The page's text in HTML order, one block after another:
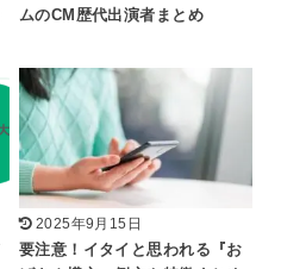
ムのCM歴代出演者まとめ
2025年9月15日
要注意！イタイと思われる『お